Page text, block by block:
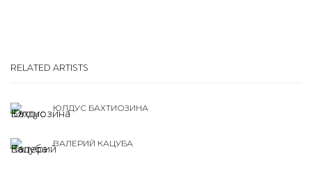
RELATED ARTISTS
ЮЛДУС БАХТИОЗИНА
ВАЛЕРИЙ КАЦУБА